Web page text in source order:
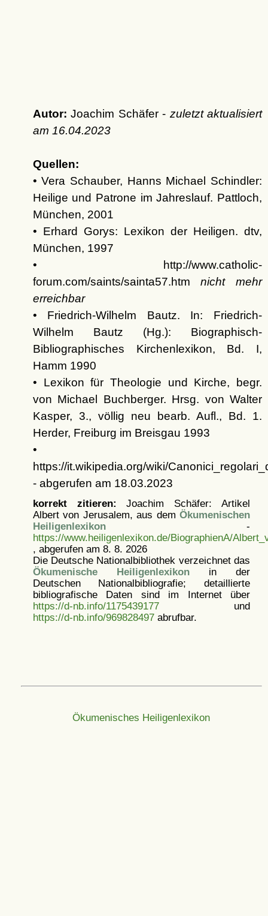
Autor: Joachim Schäfer - zuletzt aktualisiert
am 16.04.2023
Quellen:
• Vera Schauber, Hanns Michael Schindler:
Heilige und Patrone im Jahreslauf. Pattloch,
München, 2001
• Erhard Gorys: Lexikon der Heiligen. dtv,
München, 1997
• http://www.catholic-
forum.com/saints/sainta57.htmnicht mehr
erreichbar
• Friedrich-Wilhelm Bautz. In: Friedrich-
Wilhelm Bautz (Hg.): Biographisch-
Bibliographisches Kirchenlexikon, Bd. I,
Hamm 1990
• Lexikon für Theologie und Kirche, begr.
von Michael Buchberger. Hrsg. von Walter
Kasper, 3., völlig neu bearb. Aufl., Bd. 1.
Herder, Freiburg im Breisgau 1993
•
https://it.wikipedia.org/wiki/
- abgerufen am 18.03.2023
korrekt zitieren: Joachim Schäfer: Artikel
Albert von Jerusalem, aus dem Ökumenischen
Heiligenlexikon-
https://www.heiligenlexikon.de/BiographienA/
, abgerufen am 8. 8. 2026
Die Deutsche Nationalbibliothek verzeichnet das
Ökumenische Heiligenlexikonin der
Deutschen Nationalbibliografie; detaillierte
bibliografische Daten sind im Internet über
https://d-nb.info/1175439177und
https://d-nb.info/969828497abrufbar.
Ökumenisches Heiligenlexikon